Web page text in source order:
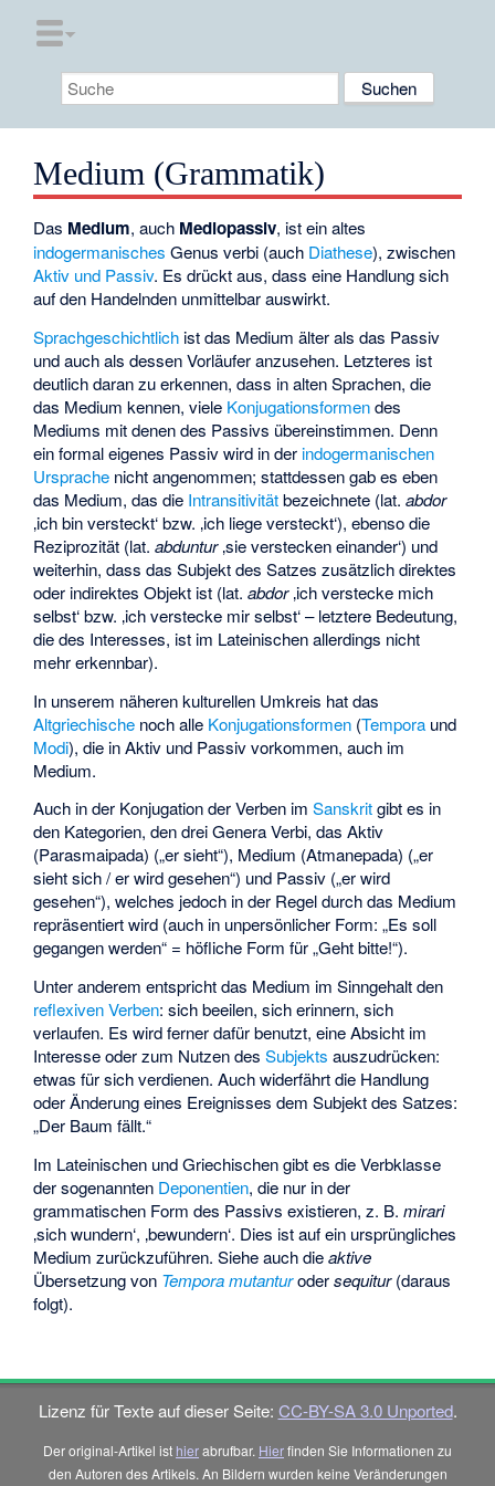
Medium (Grammatik)
Das Medium, auch Mediopassiv, ist ein altes
indogermanisches Genus verbi (auch Diathese), zwischen
Aktiv und Passiv. Es drückt aus, dass eine Handlung sich
auf den Handelnden unmittelbar auswirkt.
Sprachgeschichtlich ist das Medium älter als das Passiv
und auch als dessen Vorläufer anzusehen. Letzteres ist
deutlich daran zu erkennen, dass in alten Sprachen, die
das Medium kennen, viele Konjugationsformendes
Mediums mit denen des Passivs übereinstimmen. Denn
ein formal eigenes Passiv wird in der indogermanischen
Ursprache nicht angenommen; stattdessen gab es eben
das Medium, das die Intransitivitätbezeichnete (lat.abdor
‚ich bin versteckt‘bzw. ‚ich liege versteckt‘), ebenso die
Reziprozität (lat.abduntur ‚sie verstecken einander‘) und
weiterhin, dass das Subjekt des Satzes zusätzlich direktes
oder indirektes Objekt ist (lat.abdor‚ich verstecke mich
selbst‘ bzw. ‚ich verstecke mir selbst‘ – letztere Bedeutung,
die des Interesses, ist im Lateinischen allerdings nicht
mehr erkennbar).
In unserem näheren kulturellen Umkreis hat das
Altgriechische noch alle Konjugationsformen (Tempora und
Modi), die in Aktiv und Passiv vorkommen, auch im
Medium.
Auch in der Konjugation der Verben imSanskritgibt es in
den Kategorien, den drei Genera Verbi, das Aktiv
(Parasmaipada) („er sieht“), Medium (Atmanepada) („er
sieht sich / er wird gesehen“) und Passiv („er wird
gesehen“), welches jedoch in der Regel durch das Medium
repräsentiert wird (auch in unpersönlicher Form: „Es soll
gegangen werden“ = höfliche Form für „Geht bitte!“).
Unter anderem entspricht das Medium im Sinngehalt den
reflexiven Verben: sich beeilen, sich erinnern, sich
verlaufen. Es wird ferner dafür benutzt, eine Absicht im
Interesse oder zum Nutzen desSubjekts auszudrücken:
etwas für sich verdienen. Auch widerfährt die Handlung
oder Änderung eines Ereignisses dem Subjekt des Satzes:
„Der Baum fällt.“
Im Lateinischen und Griechischen gibt es die Verbklasse
der sogenannten Deponentien, die nur in der
grammatischen Form des Passivs existieren, z. B.mirari
‚sich wundern‘, ‚bewundern‘. Dies ist auf ein ursprüngliches
Medium zurückzuführen. Siehe auch dieaktive
Übersetzung von Tempora mutanturodersequitur(daraus
folgt).
Lizenz für Texte auf dieser Seite: CC-BY-SA 3.0 Unported.
Der original-Artikel ist hierabrufbar. Hierfinden Sie Informationen zu
den Autoren des Artikels. An Bildern wurden keine Veränderungen